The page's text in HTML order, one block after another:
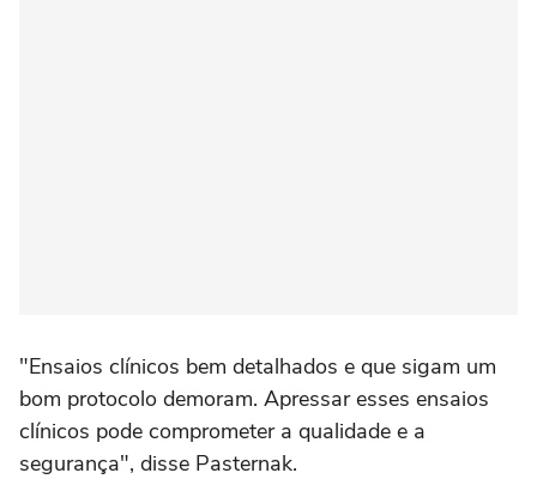
"Ensaios clínicos bem detalhados e que sigam um
bom protocolo demoram. Apressar esses ensaios
clínicos pode comprometer a qualidade e a
segurança", disse Pasternak.